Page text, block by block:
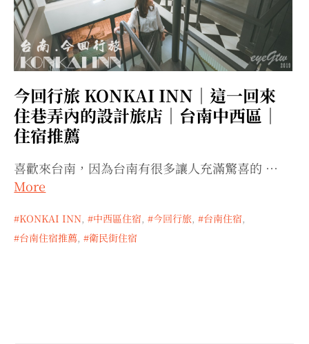
今回行旅 KONKAI INN｜這一回來
住巷弄內的設計旅店｜台南中西區｜
住宿推薦
喜歡來台南，因為台南有很多讓人充滿驚喜的 …
More
KONKAI INN, 中西區住宿, 今回行旅, 台南住宿,
台南住宿推薦, 衛民街住宿